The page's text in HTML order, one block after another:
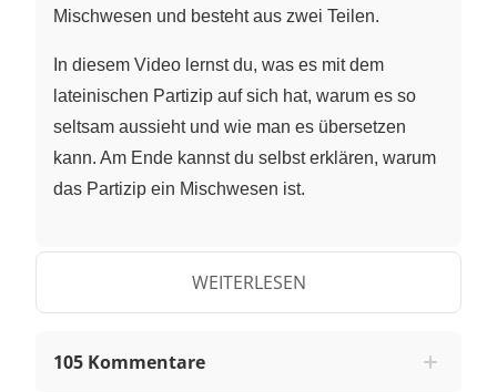
Mischwesen und besteht aus zwei Teilen.
In diesem Video lernst du, was es mit dem
lateinischen Partizip auf sich hat, warum es so
seltsam aussieht und wie man es übersetzen
kann. Am Ende kannst du selbst erklären, warum
das Partizip ein Mischwesen ist.
WEITERLESEN
105 Kommentare